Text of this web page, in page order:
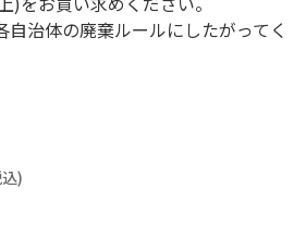
自治体の廃棄ルールにしたがってく
)